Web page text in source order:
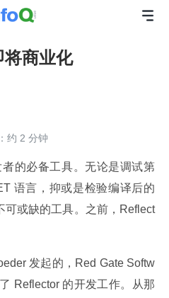
商业化
约 2 分钟
的必备工具。无论是调试第
语言，抑或是检验编译后的
可或缺的工具。之前，Reflect
发起的，Red Gate Softw
Reflector 的开发工作。从那